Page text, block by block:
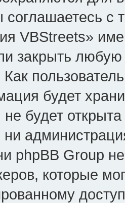
соглашаетесь
VBStreets»
закрыть
будет
будет
ни
phpBB Group
которые